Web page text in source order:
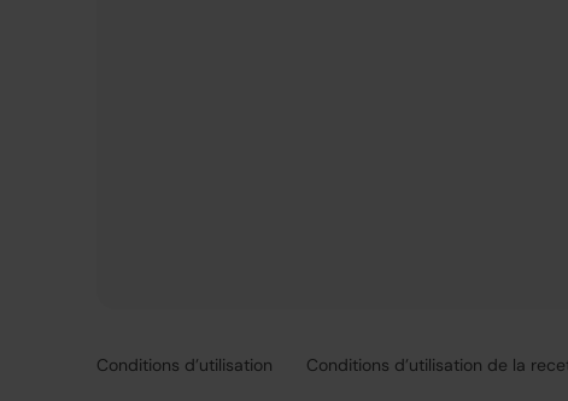
Conditions d’utilisation Conditions d’utilisation de la